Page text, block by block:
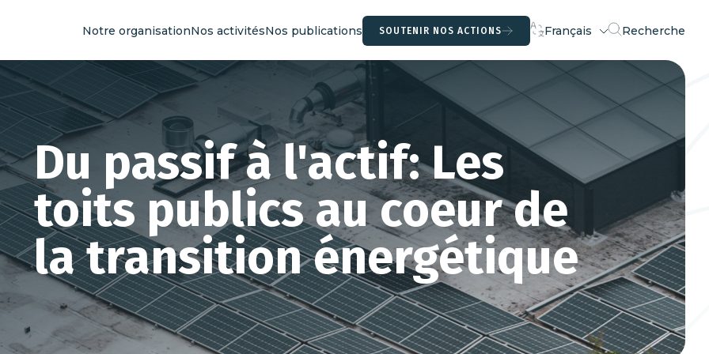
Notre organisationNos activitésNos publications SOUTENIR NOS ACTIONS
Français
actuelle
Recherche
Du passif à l'actif: Les
toits publics au coeur de
la transition énergétique